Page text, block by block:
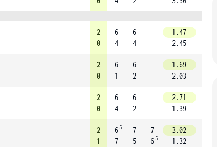
2
0
6
4
6
4
1.47
2.45
2
0
6
1
6
2
1.69
2.03
2
0
6
4
6
2
2.71
1.39
2
1
6 5
7
7
5
7
6 5
3.02
1.32